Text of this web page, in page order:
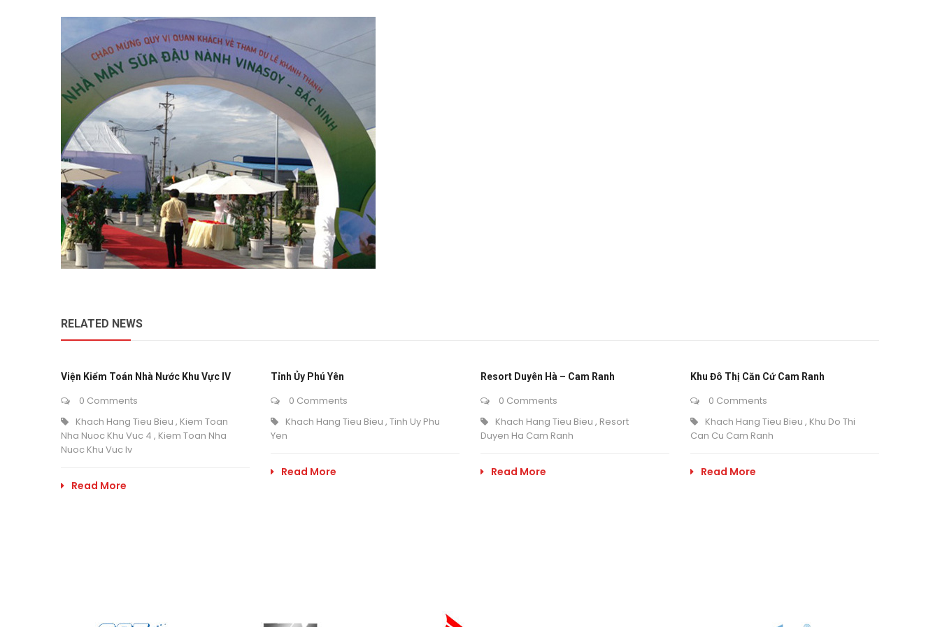
RELATED NEWS
Viện Kiểm Toán Nhà Nước Khu Vực IV
0 Comments
Khach Hang Tieu Bieu , Kiem Toan
Nha Nuoc Khu Vuc 4 , Kiem Toan Nha
Nuoc Khu Vuc Iv
Read More
Tỉnh Ủy Phú Yên
0 Comments
Khach Hang Tieu Bieu , Tinh Uy Phu
Yen
Read More
Resort Duyên Hà – Cam Ranh
0 Comments
Khach Hang Tieu Bieu , Resort
Duyen Ha Cam Ranh
Read More
Khu Đô Thị Căn Cứ Cam Ranh
0 Comments
Khach Hang Tieu Bieu , Khu Do Thi
Can Cu Cam Ranh
Read More